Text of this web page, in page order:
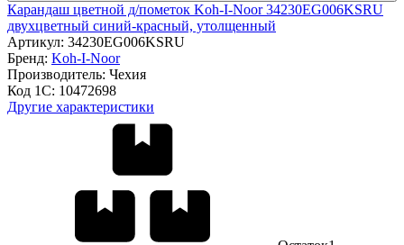
Карандаш цветной д/пометок Koh-I-Noor 34230EG006KSRU
двухцветный синий-красный, утолщенный
Артикул: 34230EG006KSRU
Бренд: Koh-I-Noor
Производитель: Чехия
Код 1С: 10472698
Другие характеристики